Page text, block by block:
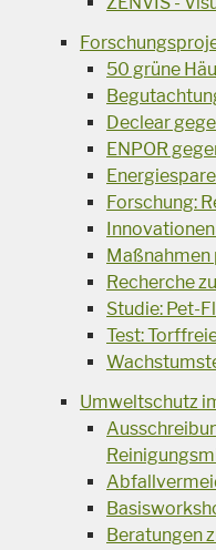
50 grüne
Declear
ENPOR
Forschung:
Maßnahmen
Recherche
Studie: Pet-
Test:
Umweltschutz
Beratungen